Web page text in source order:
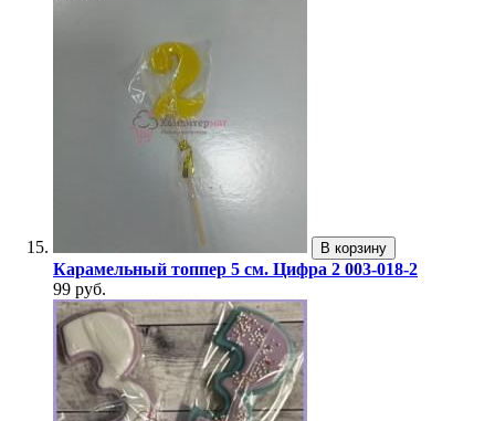
В корзину
Карамельный топпер 5 см. Цифра 2 003-018-2
99 руб.